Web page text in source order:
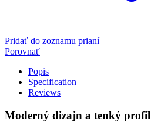
Pridať do zoznamu prianí
Porovnať
Popis
Specification
Reviews
Moderný dizajn a tenký profil